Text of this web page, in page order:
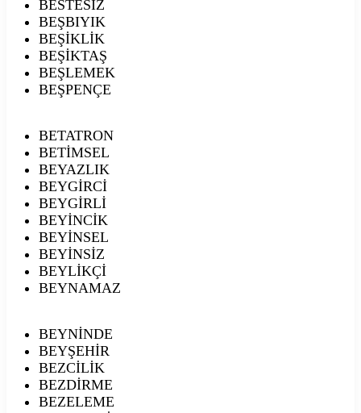
BESTESİZ
BEŞBIYIK
BEŞİKLİK
BEŞİKTAŞ
BEŞLEMEK
BEŞPENÇE
BETATRON
BETİMSEL
BEYAZLIK
BEYGİRCİ
BEYGİRLİ
BEYİNCİK
BEYİNSEL
BEYİNSİZ
BEYLİKÇİ
BEYNAMAZ
BEYNİNDE
BEYŞEHİR
BEZCİLİK
BEZDİRME
BEZELEME